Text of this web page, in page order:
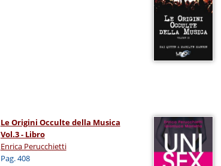
Le Origini Occulte della Musica
Vol.3 - Libro
Enrica Perucchietti
Pag. 408